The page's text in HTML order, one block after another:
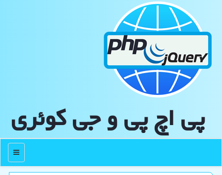
پی اچ پی و جی كوئری
منو